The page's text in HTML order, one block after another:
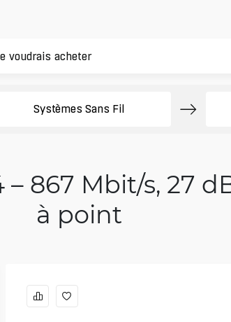
Systèmes Sans Fil
867 Mbit/s, 27
à point